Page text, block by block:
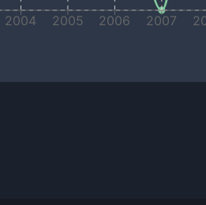
2004 2005 2006 2007